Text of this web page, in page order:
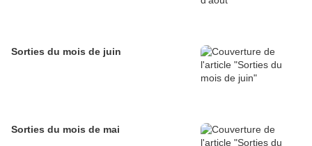
Sorties du mois de juin
Sorties du mois de mai